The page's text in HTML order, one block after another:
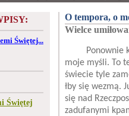
Świętej...
Świętej
O tempora, o
Wielce
Ponownie
moje myśli. To
świecie tyle
łby się wezmą.
się nad
zadufanymi